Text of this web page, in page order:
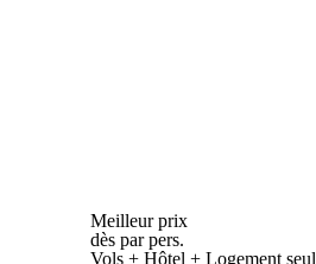
Meilleur prix
dès par pers.
Vols + Hôtel + Logement seul